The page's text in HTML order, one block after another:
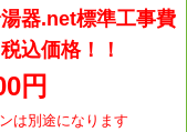
器.net標準工事費
込価格！！
円
は別途になります